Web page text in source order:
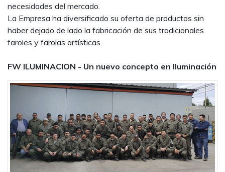
necesidades del mercado.
La Empresa ha diversificado su oferta de productos sin
haber dejado de lado la fabricación de sus tradicionales
faroles y farolas artísticas.
FW ILUMINACION - Un nuevo concepto en Iluminación